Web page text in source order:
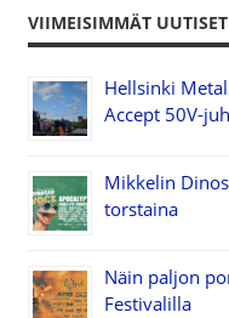
VIIMEISIMMÄT UUTISET
Hellsinki
Accept 50V-
Mikkelin
torstaina
Näin paljon
Festivalilla